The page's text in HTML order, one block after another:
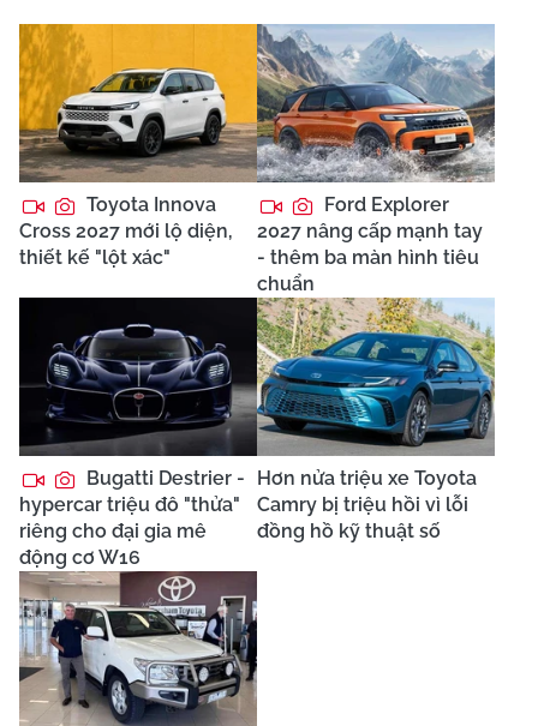
Toyota Innova
Cross 2027 mới lộ diện,
thiết kế "lột xác"
Ford Explorer
2027 nâng cấp mạnh tay
- thêm ba màn hình tiêu
chuẩn
Bugatti Destrier -
hypercar triệu đô "thửa"
riêng cho đại gia mê
động cơ W16
Hơn nửa triệu xe Toyota
Camry bị triệu hồi vì lỗi
đồng hồ kỹ thuật số